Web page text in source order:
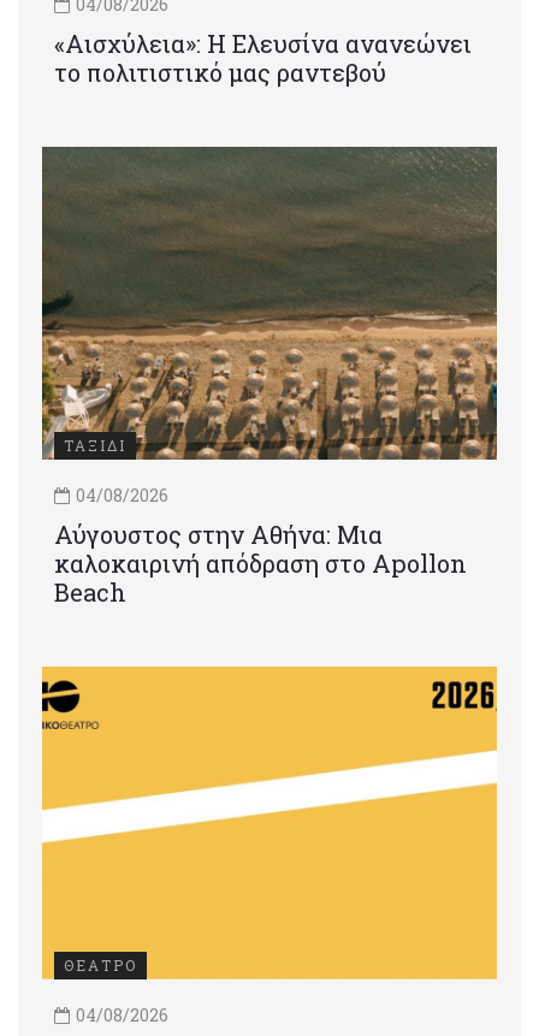
«Αισχύλεια»: Η Ελευσίνα ανανεώνει
το πολιτιστικό μας ραντεβού
ΤΑΞΙΔΙ
04/08/2026
Αύγουστος στην Αθήνα: Μια
καλοκαιρινή απόδραση στο Apollon
Beach
ΘΕΑΤΡΟ
04/08/2026